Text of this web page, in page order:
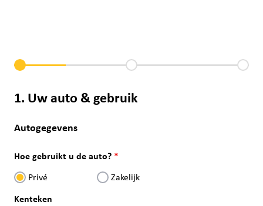
1. Uw auto & gebruik
Autogegevens
Hoe gebruikt u de auto?
Privé Zakelijk
Kenteken